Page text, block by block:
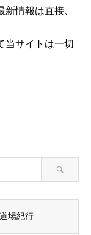
情報は直接、
当サイトは一切
道場紀行